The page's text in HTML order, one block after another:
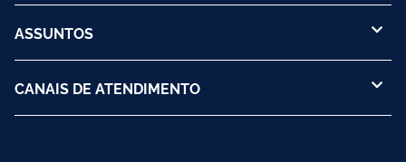
ASSUNTOS
CANAIS DE ATENDIMENTO